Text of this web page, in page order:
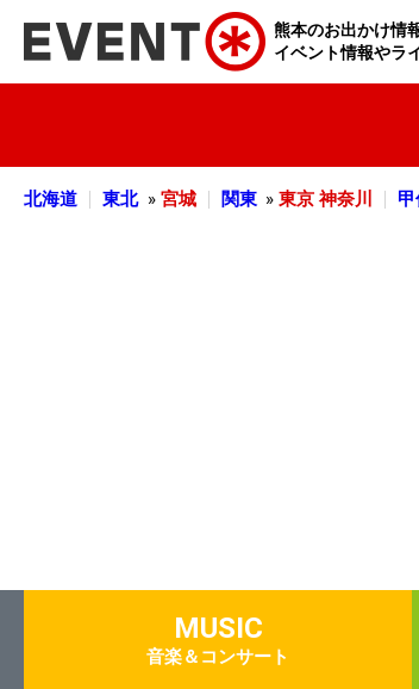
熊本のお出かけ情
イベント情報やラ
北海道 東北 » 宮城 関東 » 東京 神奈川
MUSIC
音楽＆コンサート